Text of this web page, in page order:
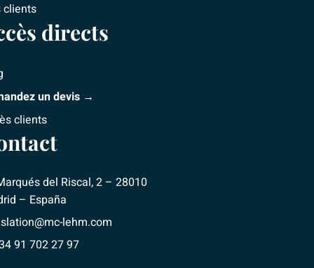
clients
directs
un devis →
clients
del Riscal, 2 – 28010
– España
lehm.com
91 702 27 97